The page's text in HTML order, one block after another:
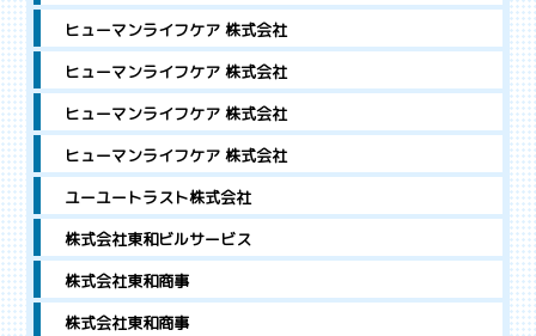
ヒューマンライフケア 株式会社
ヒューマンライフケア 株式会社
ヒューマンライフケア 株式会社
ヒューマンライフケア 株式会社
ユーユートラスト株式会社
株式会社東和ビルサービス
株式会社東和商事
株式会社東和商事